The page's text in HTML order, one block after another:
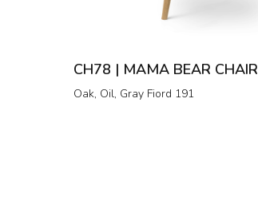
CH78 | MAMA BEAR CHAIR
Oak, Oil, Gray Fiord 191